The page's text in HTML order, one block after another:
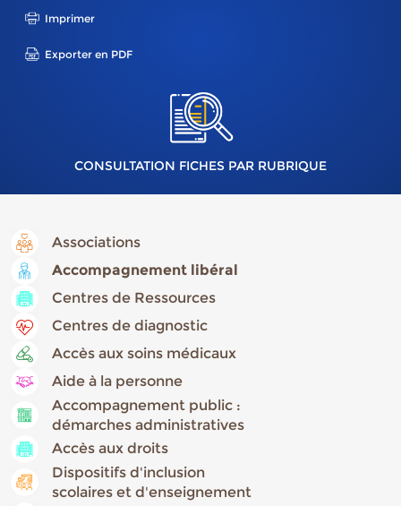
Imprimer
Exporter en PDF
CONSULTATION FICHES PAR RUBRIQUE
Associations
Accompagnement libéral
Centres de Ressources
Centres de diagnostic
Accès aux soins médicaux
Aide à la personne
Accompagnement public :
démarches administratives
Accès aux droits
Dispositifs d'inclusion
scolaires et d'enseignement